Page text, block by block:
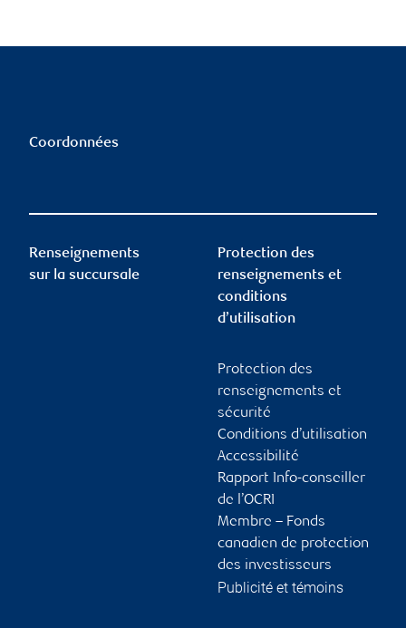
Coordonnées
Renseignements
sur la succursale
Protection des
renseignements et
conditions
d’utilisation
Protection des
renseignements et
sécurité
Conditions d’utilisation
Accessibilité
Rapport Info-conseiller
de l’OCRI
Membre – Fonds
canadien de protection
des investisseurs
Publicité et témoins